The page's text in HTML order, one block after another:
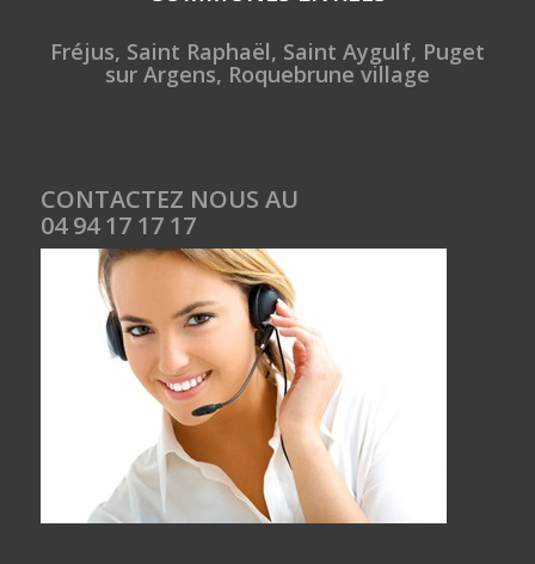
Fréjus, Saint Raphaël, Saint Aygulf, Puget
sur Argens, Roquebrune village
CONTACTEZ NOUS AU
04 94 17 17 17